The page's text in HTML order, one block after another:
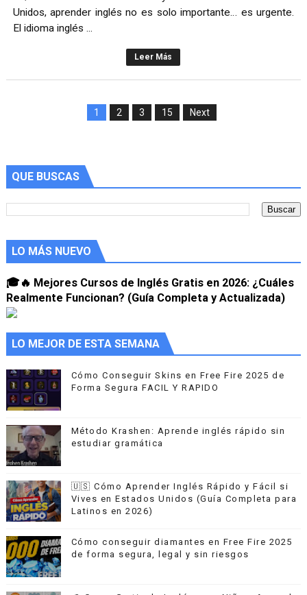
Unidos, aprender inglés no es solo importante… es urgente.
El idioma inglés ...
Leer Más
1 2 3 15 Next
QUE BUSCAS
LO MÁS NUEVO
🎓🔥 Mejores Cursos de Inglés Gratis en 2026: ¿Cuáles
Realmente Funcionan? (Guía Completa y Actualizada)
LO MEJOR DE ESTA SEMANA
Cómo Conseguir Skins en Free Fire 2025 de
Forma Segura FACIL Y RAPIDO
Método Krashen: Aprende inglés rápido sin
estudiar gramática
🇺🇸 Cómo Aprender Inglés Rápido y Fácil si
Vives en Estados Unidos (Guía Completa para
Latinos en 2026)
Cómo conseguir diamantes en Free Fire 2025
de forma segura, legal y sin riesgos